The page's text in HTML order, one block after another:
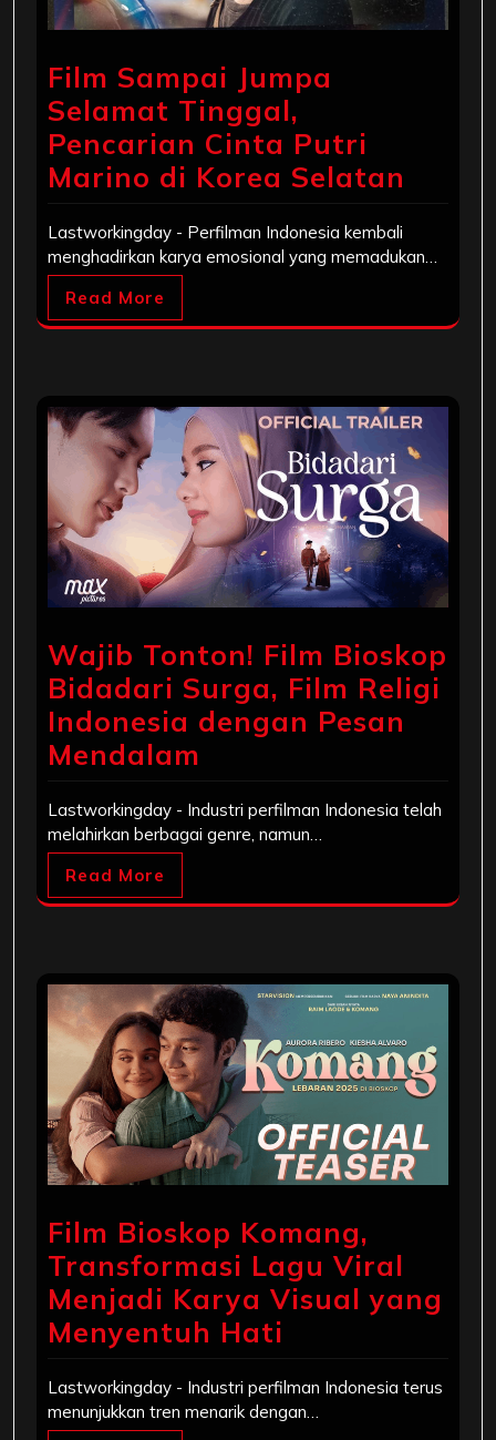
Film Sampai Jumpa
Selamat Tinggal,
Pencarian Cinta Putri
Marino di Korea Selatan
Lastworkingday - Perfilman Indonesia kembali
menghadirkan karya emosional yang memadukan…
Read More
Wajib Tonton! Film Bioskop
Bidadari Surga, Film Religi
Indonesia dengan Pesan
Mendalam
Lastworkingday - Industri perfilman Indonesia telah
melahirkan berbagai genre, namun…
Read More
Film Bioskop Komang,
Transformasi Lagu Viral
Menjadi Karya Visual yang
Menyentuh Hati
Lastworkingday - Industri perfilman Indonesia terus
menunjukkan tren menarik dengan…